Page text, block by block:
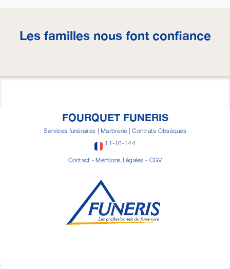
Les familles nous font confiance
FOURQUET FUNERIS
Services funéraires | Marbrerie | Contrats Obsèques
11-10-144
Contact -Mentions Légales - CGV